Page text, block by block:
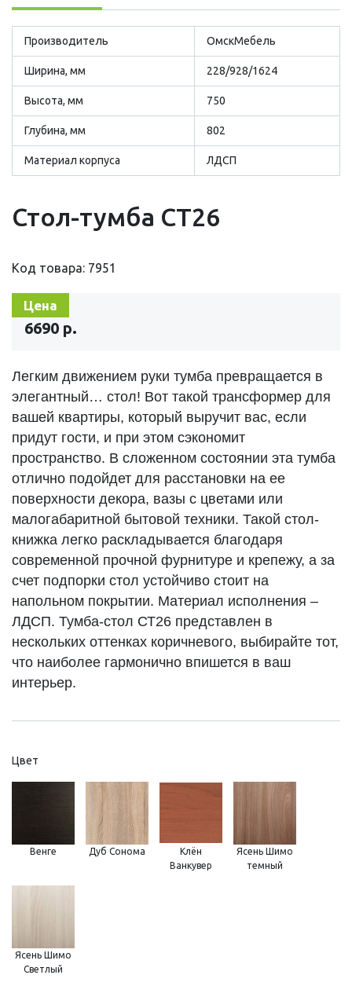
Производитель ОмскМебель
Ширина, мм 228/928/1624
Высота, мм 750
Глубина, мм 802
Материал корпуса ЛДСП
Стол-тумба СТ26
Код товара: 7951
Цена
6690 р.
Легким движением руки тумба превращается в
элегантный… стол! Вот такой трансформер для
вашей квартиры, который выручит вас, если
придут гости, и при этом сэкономит
пространство. В сложенном состоянии эта тумба
отлично подойдет для расстановки на ее
поверхности декора, вазы с цветами или
малогабаритной бытовой техники. Такой стол-
книжка легко раскладывается благодаря
современной прочной фурнитуре и крепежу, а за
счет подпорки стол устойчиво стоит на
напольном покрытии. Материал исполнения –
ЛДСП. Тумба-стол СТ26 представлен в
нескольких оттенках коричневого, выбирайте тот,
что наиболее гармонично впишется в ваш
интерьер.
Цвет
Венге Дуб Сонома
Клён
Ванкувер
Ясень Шимо
темный
Ясень Шимо
Светлый